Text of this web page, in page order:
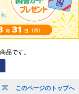
このページのトップへ
品です。